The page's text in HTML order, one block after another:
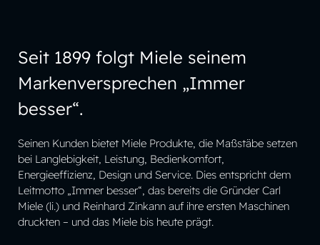
Kontinuität seit 120
Jahren
Seit 1899 folgt Miele seinem
Markenversprechen „Immer
besser“.
Seinen Kunden bietet Miele Produkte, die Maßstäbe setzen
bei Langlebigkeit, Leistung, Bedienkomfort,
Energieeffizienz, Design und Service. Dies entspricht dem
Leitmotto „Immer besser“, das bereits die Gründer Carl
Miele (li.) und Reinhard Zinkann auf ihre ersten Maschinen
druckten – und das Miele bis heute prägt.